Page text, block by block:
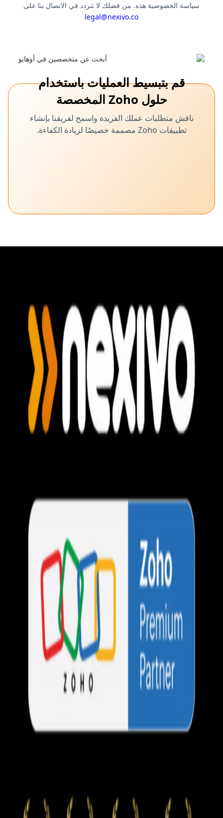
سياسة الخصوصية هذه. من فضلك لا تتردد في الاتصال بنا على
legal@nexivo.co
قم بتبسيط العمليات باستخدام
حلول Zoho المخصصة
ناقش متطلبات عملك الفريدة واسمح لفريقنا بإنشاء
تطبيقات Zoho مصممة خصيصًا لزيادة الكفاءة.